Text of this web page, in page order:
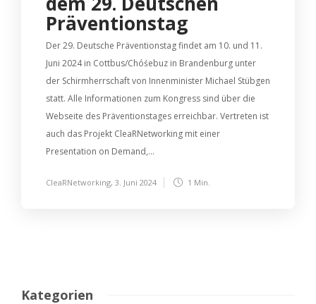
Präventionstag
Der 29. Deutsche Präventionstag findet am 10. und 11.
Juni 2024 in Cottbus/Chóśebuz in Brandenburg unter
der Schirmherrschaft von Innenminister Michael Stübgen
statt. Alle Informationen zum Kongress sind über die
Webseite des Präventionstages erreichbar. Vertreten ist
auch das Projekt CleaRNetworking mit einer
Presentation on Demand,...
CleaRNetworking, 3. Juni 2024 1 Min.
Kategorien